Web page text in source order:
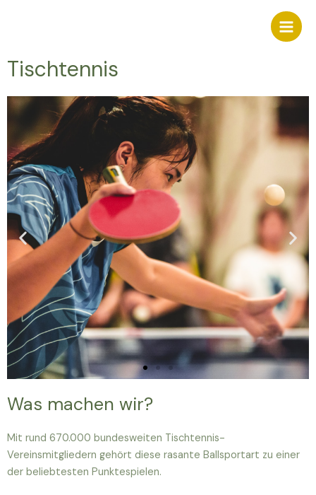
Tischtennis
Was machen wir?
Mit rund 670.000 bundesweiten Tischtennis-
Vereinsmitgliedern gehört diese rasante Ballsportart zu einer
der beliebtesten Punktespielen.